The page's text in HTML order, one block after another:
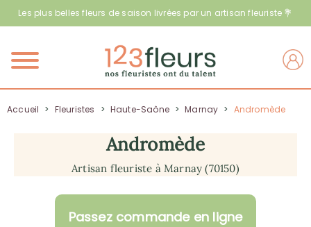
Les plus belles fleurs de saison livrées par un artisan fleuriste 💐
Menu
Accueil > Fleuristes > Haute-Saône > Marnay > Andromède
Andromède
Artisan fleuriste à Marnay (70150)
Passez commande en ligne